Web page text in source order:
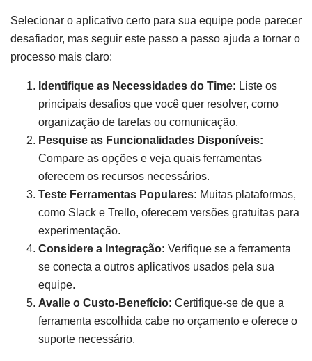
Selecionar o aplicativo certo para sua equipe pode parecer
desafiador, mas seguir este passo a passo ajuda a tornar o
processo mais claro:
Identifique as Necessidades do Time: Liste os
principais desafios que você quer resolver, como
organização de tarefas ou comunicação.
Pesquise as Funcionalidades Disponíveis:
Compare as opções e veja quais ferramentas
oferecem os recursos necessários.
Teste Ferramentas Populares: Muitas plataformas,
como Slack e Trello, oferecem versões gratuitas para
experimentação.
Considere a Integração: Verifique se a ferramenta
se conecta a outros aplicativos usados pela sua
equipe.
Avalie o Custo-Benefício: Certifique-se de que a
ferramenta escolhida cabe no orçamento e oferece o
suporte necessário.